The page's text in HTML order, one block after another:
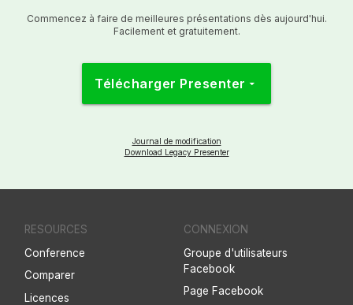
Commencez à faire de meilleures présentations dès aujourd'hui.
Facilement et gratuitement.
Télécharger Presenter arrow_drop_down
Journal de modification
Download Legacy Presenter
RESOURCES
Conference
Comparer
Licences
CONNEXION
Groupe d'utilisateurs
Facebook
Page Facebook